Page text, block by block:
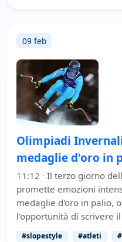
09 feb
Olimpiadi
medaglie d'oro in
11:12 · Il terzo giorno
promette emozioni
medaglie d'oro in palio,
l'opportunità di scrivere
#slopestyle #atleti